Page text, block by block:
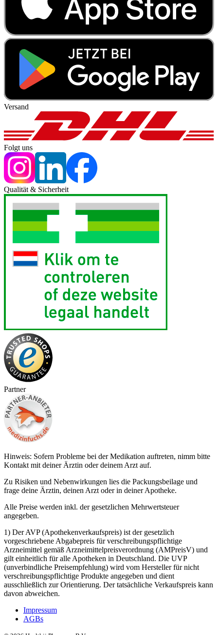
Versand
Folgt uns
Qualität & Sicherheit
Partner
Hinweis: Sofern Probleme bei der Medikation auftreten, nimm bitte
Kontakt mit deiner Ärztin oder deinem Arzt auf.
Zu Risiken und Nebenwirkungen lies die Packungsbeilage und
frage deine Ärztin, deinen Arzt oder in deiner Apotheke.
Alle Preise werden inkl. der gesetzlichen Mehrwertsteuer
angegeben.
1) Der AVP (Apothekenverkaufspreis) ist der gesetzlich
vorgeschriebene Abgabepreis für verschreibungspflichtige
Arzneimittel gemäß Arzneimittelpreisverordnung (AMPreisV) und
gilt einheitlich für alle Apotheken in Deutschland. Die UVP
(unverbindliche Preisempfehlung) wird vom Hersteller für nicht
verschreibungspflichtige Produkte angegeben und dient
ausschließlich zur Orientierung. Der tatsächliche Verkaufspreis kann
davon abweichen.
Impressum
AGBs